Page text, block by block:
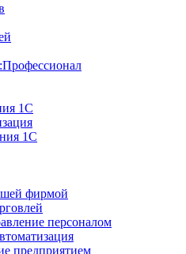
1С
1С
фирмой
персоналом
предприятием